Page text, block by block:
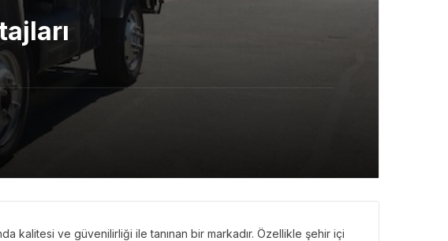
kalitesi ve güvenilirliği ile tanınan bir markadır. Özellikle şehir içi